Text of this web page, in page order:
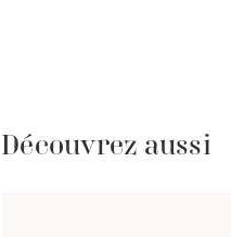
Découvrez aussi